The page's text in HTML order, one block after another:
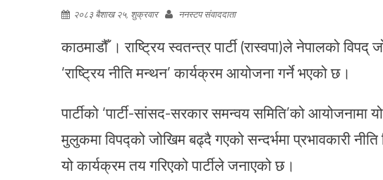
२०८३ बैशाख २५, शुक्रवार ननस्टप संवाददाता
काठमाडौँ । राष्ट्रिय स्वतन्त्र पार्टी (रास्वपा)ले नेपालको
‘राष्ट्रिय नीति मन्थन’ कार्यक्रम आयोजना गर्ने भएको छ।
पार्टीको ‘पार्टी-सांसद-सरकार समन्वय समिति’को
मुलुकमा विपद्को जोखिम बढ्दै गएको सन्दर्भमा प्रभावकारी
यो कार्यक्रम तय गरिएको पार्टीले जनाएको छ।